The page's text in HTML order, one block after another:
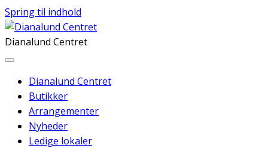
Spring til indhold
Dianalund Centret
Dianalund Centret
Butikker
Arrangementer
Nyheder
Ledige lokaler